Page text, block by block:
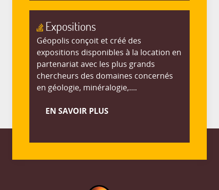
Expositions
Géopolis conçoit et créé des
expositions disponibles à la location en
partenariat avec les plus grands
chercheurs des domaines concernés
en géologie, minéralogie,....
EN SAVOIR PLUS